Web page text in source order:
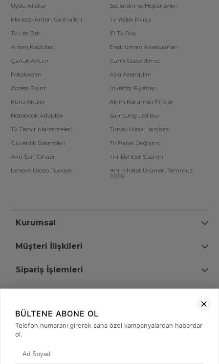
Uydu Alıcılar
Seslendirme Hoparlörleri
Merkezi Anten Santralleri
Tv Yedek Parça
Tv Led Bar
IP Tv Box
Anten Kabloları
Enstrüman Aksesuarları
Çanak Anten
Cami Seslendirme
Fotokapan
Askı Aparatları
Access Point
İnvertör Fiyatları
Kuru Aküler
Akım Korumalı Prizler
Notebook Adaptör
Samsung Led Bar
Tv Tamir Malzemeleri
Tırnak Masa Lambası
Güvenlik Sistemleri
Tv Panel Değişimi
Akü Şarj Cihazı
Tur Rehber Sistemi
Lenovo Lecoo Türkiye
Yeni İthalat Ürünleri Temmuz
2026
Kurumsal
Müşteri İlişkileri
Sipariş İşlemleri
+90 (850) 473 08 08
BÜLTENE ABONE OL
Telefon numaranı girerek sana özel kampanyalardan haberdar
ol.